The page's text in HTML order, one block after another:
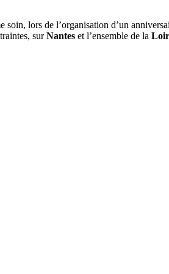
lors de l’organisation d’un
surNantes et l’ensemble de la